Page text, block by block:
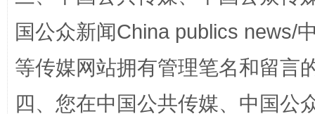
阿坝州三大球赛在茂县开幕 规模
国公众新闻China publics news/
等传媒网站拥有管理笔名和留言
四、您在中国公共传媒、中国公